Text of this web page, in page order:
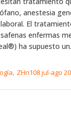
anestesia
El
enfermas
ha supuesto
, ZHn108 jul-ago